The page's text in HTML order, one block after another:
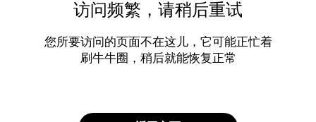
访问频繁，请稍后重试
您所要访问的页面不在这儿，它可能正忙着
刷牛牛圈，稍后就能恢复正常